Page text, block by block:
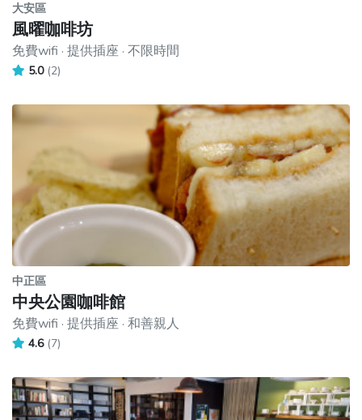
大安區
風曜咖啡坊
免費wifi · 提供插座 · 不限時間
5.0 (2)
中正區
中央公園咖啡館
免費wifi · 提供插座 · 和善親人
4.6 (7)